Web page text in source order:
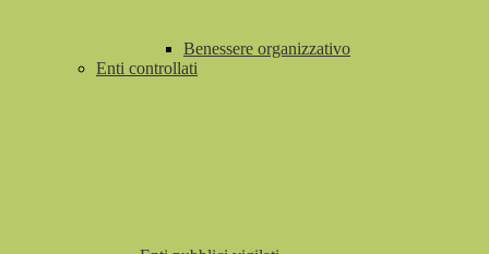
Benessere organizzativo
Enti controllati